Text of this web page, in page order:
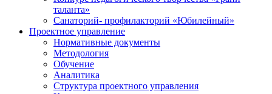
таланта»
Санаторий- профилакторий «Юбилейный»
Проектное управление
Нормативные документы
Методология
Обучение
Аналитика
Структура проектного управления